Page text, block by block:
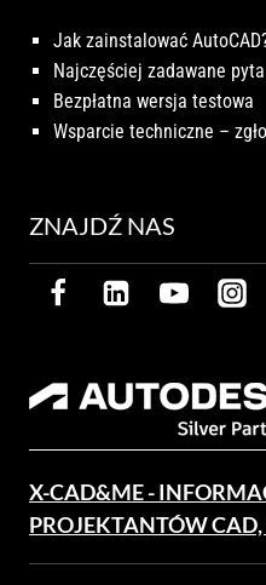
Jak zainstalować
Najczęściej zadawane
Bezpłatna wersja testowa
Wsparcie techniczne –
ZNAJDŹ NAS
X-CAD&ME -
PROJEKTANTÓW